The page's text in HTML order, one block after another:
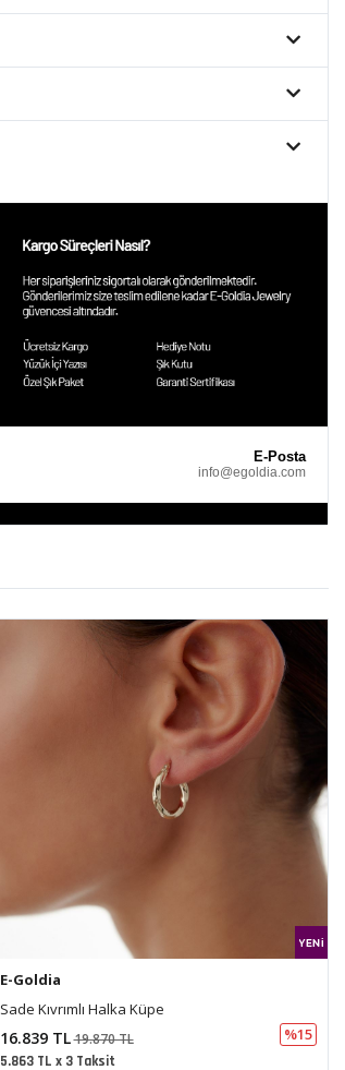
E-Posta
info@egoldia.com
E-Goldia
Dorika Düz Tasarım Küpe
21.616 TL25.507 TL %15
7.527 TL x 3 Taksit